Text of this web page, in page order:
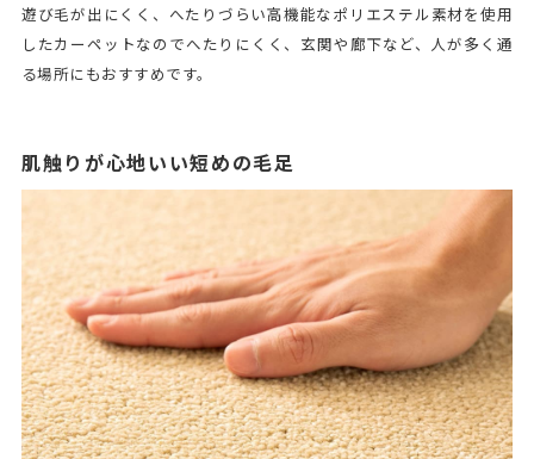
遊び毛が出にくく、へたりづらい高機能なポリエステル素材を使用
したカーペットなのでへたりにくく、玄関や廊下など、人が多く通
る場所にもおすすめです。
肌触りが心地いい短めの毛足